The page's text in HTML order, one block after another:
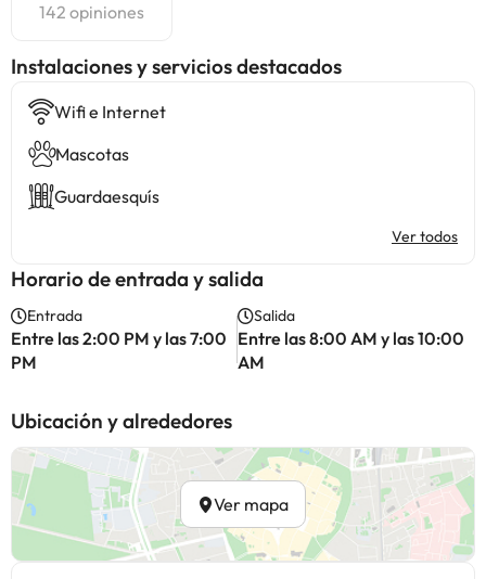
142 opiniones
Instalaciones y servicios destacados
Wifi e Internet
Mascotas
Guardaesquís
Ver todos
Horario de entrada y salida
Entrada
Entre las 2:00 PM y las 7:00
PM
Salida
Entre las 8:00 AM y las 10:00
AM
Ubicación y alrededores
Ver mapa